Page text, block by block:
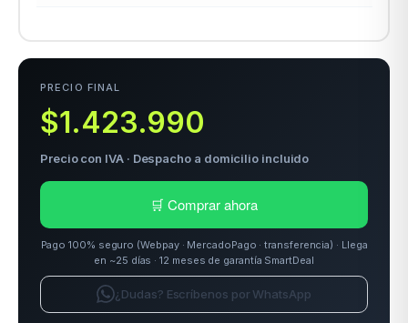
PRECIO FINAL
$1.423.990
Precio con IVA · Despacho a domicilio incluido
🛒 Comprar ahora
Pago 100% seguro (Webpay · MercadoPago · transferencia) · Llega
en ~25 días · 12 meses de garantía SmartDeal
¿Dudas? Escríbenos por WhatsApp